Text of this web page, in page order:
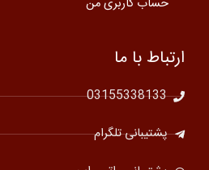
حساب کاربری من
ارتباط با ما
03155338133
پشتیبانی تلگرام